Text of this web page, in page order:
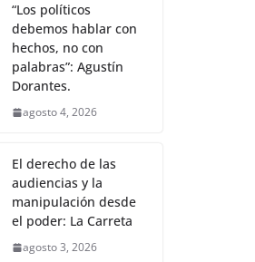
“Los políticos
debemos hablar con
hechos, no con
palabras”: Agustín
Dorantes.
agosto 4, 2026
El derecho de las
audiencias y la
manipulación desde
el poder: La Carreta
agosto 3, 2026